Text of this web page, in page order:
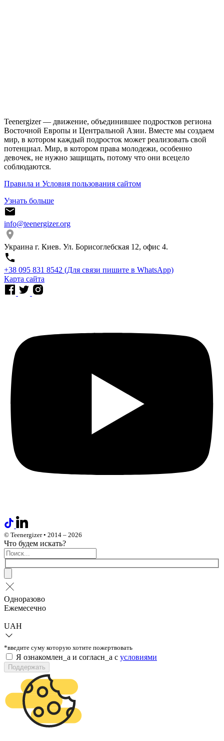
Teenergizer — движение, объединившее подростков региона
Восточной Европы и Центральной Азии. Вместе мы создаем
мир, в котором каждый подросток может реализовать свой
потенциал. Мир, в котором права молодежи, особенно
девочек, не нужно защищать, потому что они всецело
соблюдаются.
Правила и Условия пользования сайтом
Узнать больше
info@teenergizer.org
Украина г. Киев. Ул. Борисоглебская 12, офис 4.
⁨+38 095 831 8542⁩ (Для связи пишите в WhatsApp)
Карта сайта
© Teenergizer • 2014 – 2026
Что будем искать?
Одноразово
Ежемесечно
UAH
*введите суму которую хотите пожертвовать
Я ознакомлен_а и согласн_а c условиями
Поддержать